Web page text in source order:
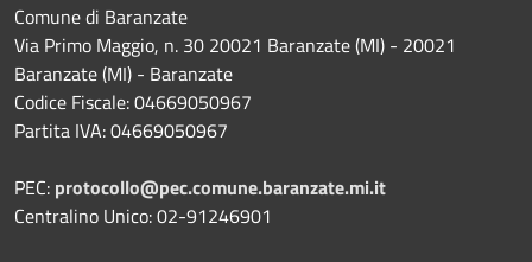
Comune di Baranzate
Via Primo Maggio, n. 30 20021 Baranzate (MI) - 20021
Baranzate (MI) - Baranzate
Codice Fiscale: 04669050967
Partita IVA: 04669050967
PEC: protocollo@pec.comune.baranzate.mi.it
Centralino Unico: 02-91246901